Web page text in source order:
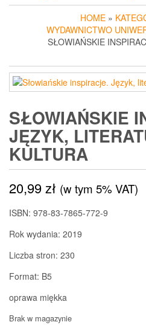
HOME »
WYDAWNICTWO
SŁOWIAŃSKIE
SŁOWIAŃSKIE
JĘZYK,
KULTURA
20,99zł (w tym 5% VAT)
ISBN: 978-83-7865-772-9
Rok wydania: 2019
Liczba stron: 230
Format: B5
oprawa miękka
Brak w magazynie